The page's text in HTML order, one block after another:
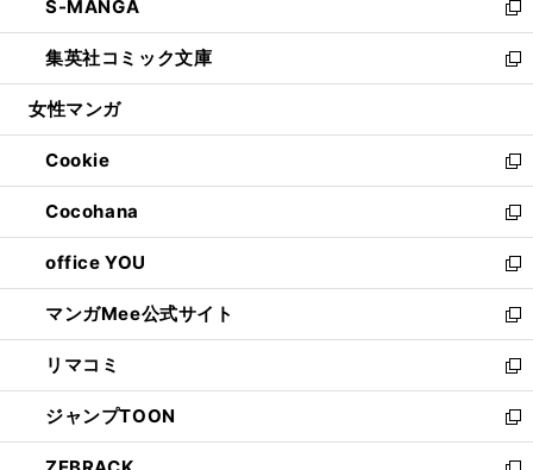
く
で
開
く
ド
ウ
で
開
ィ
ン
ド
ウ
開
く
い
ウ
ィ
ン
ウ
で
開
く
S-MANGA
新
し
い
ウ
ン
ド
ウ
で
開
く
集英社コミック文庫
新
し
ウ
ィ
ン
ド
ウ
で
開
く
女性マンガ
Cookie
新
し
い
ウ
ィ
ン
ド
ウ
で
開
く
Cocohana
新
し
い
ウ
ィ
ン
ド
ウ
で
開
office YOU
新
し
い
ウ
ィ
ン
ド
ウ
マンガMee公式サイト
新
し
い
ウ
ィ
ン
リマコミ
新
し
い
ウ
ジャンプTOON
新
し